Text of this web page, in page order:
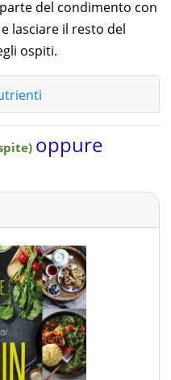
del condimento con
lasciare il resto del
ospiti.
oppure